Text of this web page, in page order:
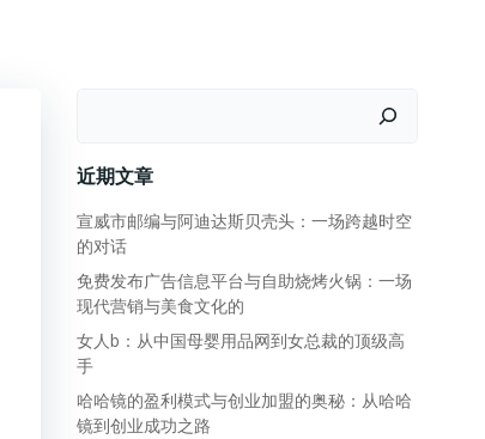
近期文章
宣威市邮编与阿迪达斯贝壳头：一场跨越时空
的对话
免费发布广告信息平台与自助烧烤火锅：一场
现代营销与美食文化的
女人b：从中国母婴用品网到女总裁的顶级高
手
哈哈镜的盈利模式与创业加盟的奥秘：从哈哈
镜到创业成功之路